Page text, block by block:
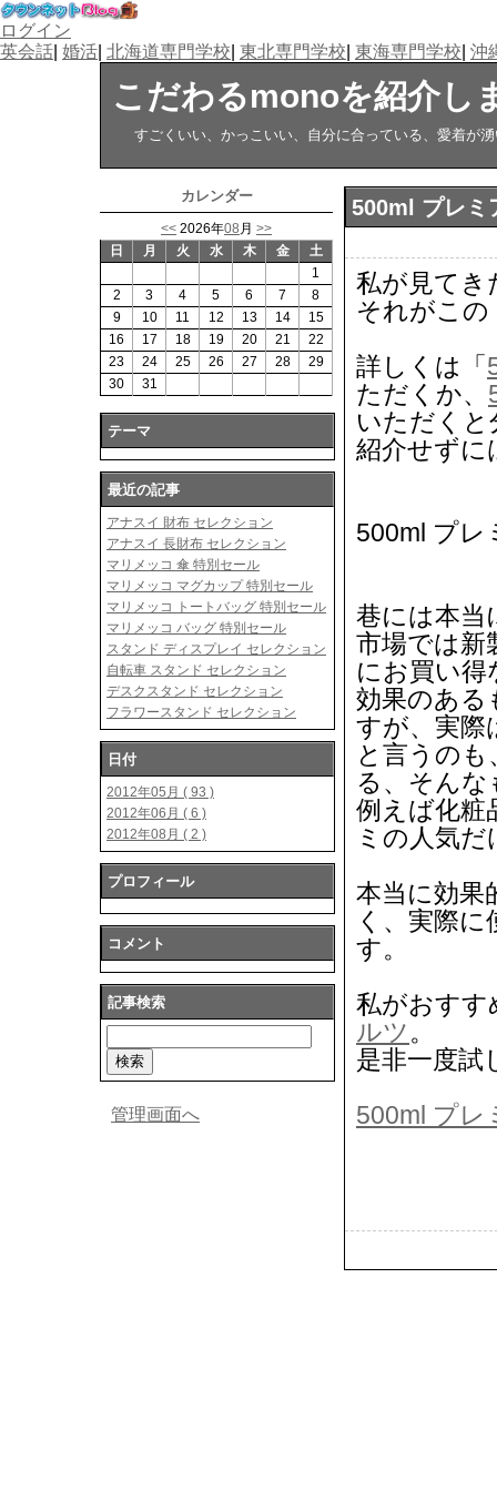
ログイン
英会話 婚活 北海道専門学校 東北専門学校 東海専門学校 沖
こだわるmonoを紹介し
すごくいい、かっこいい、自分に合っている、愛着が
500ml プレミ
私が見てき
それがこの
詳しくは「
ただくか、
いただく
紹介せずに
500ml プレ
巷には本当
市場では新
にお買い
効果のある
すが、実際
と言うの
る、そん
例えば化
ミの人気
本当に効果
く、実際
す。
私がおすす
ルツ。
是非一度試
500ml プレ
カレンダー
<< 2026年08 月 >>
日
月 火 水 木 金
土
1
2
3 4 5 6 7
8
9
10 11 12 13 14
15
16
17 18 19 20 21
22
23
24 25 26 27 28
29
30
31
テーマ
最近の記事
アナスイ 財布 セレクション
アナスイ 長財布 セレクション
マリメッコ 傘 特別セール
マリメッコ マグカップ 特別セール
マリメッコ トートバッグ 特別セール
マリメッコ バッグ 特別セール
スタンド ディスプレイ セレクション
自転車 スタンド セレクション
デスクスタンド セレクション
フラワースタンド セレクション
日付
2012年05月 ( 93 )
2012年06月 ( 6 )
2012年08月 ( 2 )
プロフィール
コメント
記事検索
管理画面へ